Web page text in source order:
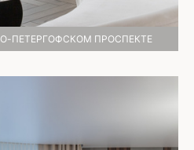
ПЕТЕРГОФСКОМ ПРОСПЕКТЕ